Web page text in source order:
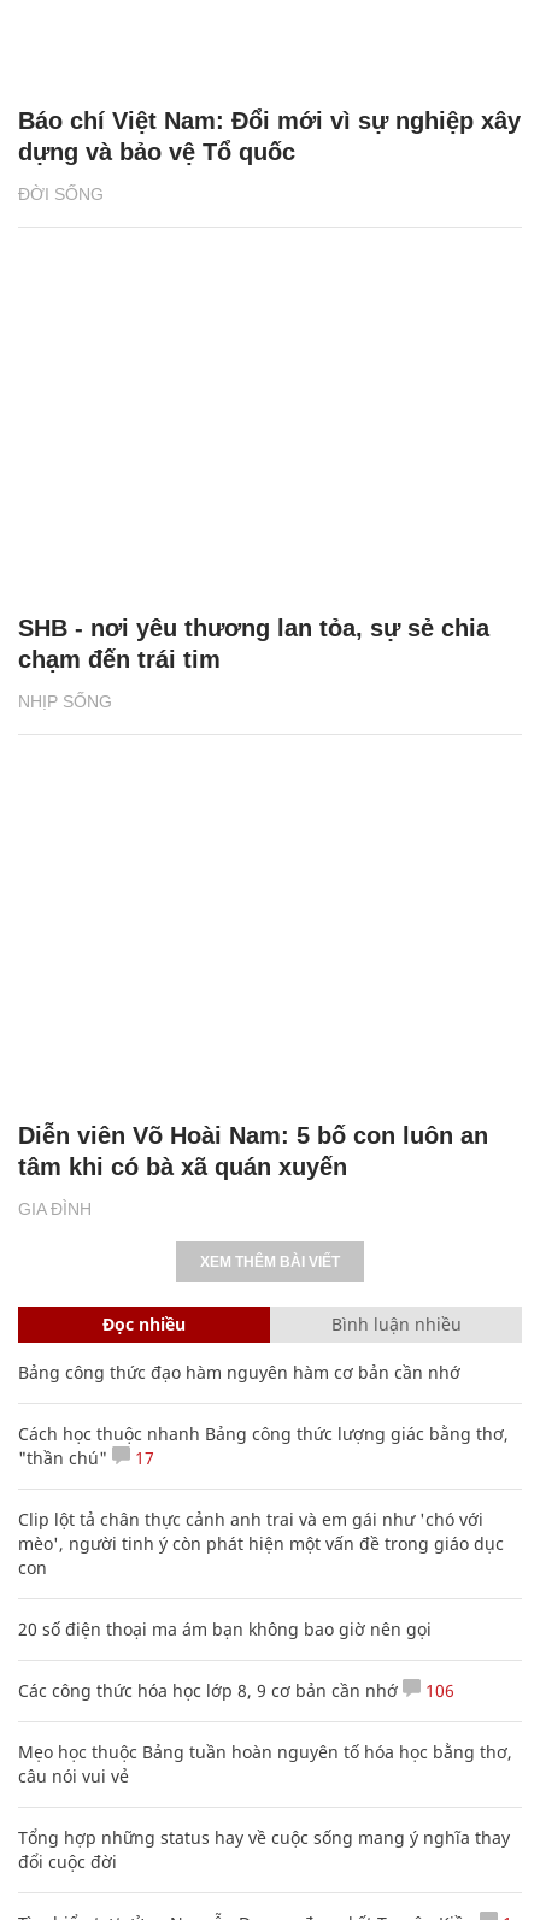
ĐỜI SỐNG
Báo chí Việt Nam: Đổi mới vì sự nghiệp xây
dựng và bảo vệ Tổ quốc
NHỊP SỐNG
SHB - nơi yêu thương lan tỏa, sự sẻ chia
chạm đến trái tim
GIA ĐÌNH
Diễn viên Võ Hoài Nam: 5 bố con luôn an
tâm khi có bà xã quán xuyến
XEM THÊM BÀI VIẾT
Đọc nhiều Bình luận nhiều
Bảng công thức đạo hàm nguyên hàm cơ bản cần nhớ
Cách học thuộc nhanh Bảng công thức lượng giác bằng thơ,
"thần chú"
17
Clip lột tả chân thực cảnh anh trai và em gái như 'chó với
mèo', người tinh ý còn phát hiện một vấn đề trong giáo dục
con
20 số điện thoại ma ám bạn không bao giờ nên gọi
Các công thức hóa học lớp 8, 9 cơ bản cần nhớ 106
Mẹo học thuộc Bảng tuần hoàn nguyên tố hóa học bằng thơ,
câu nói vui vẻ
Tổng hợp những status hay về cuộc sống mang ý nghĩa thay
đổi cuộc đời